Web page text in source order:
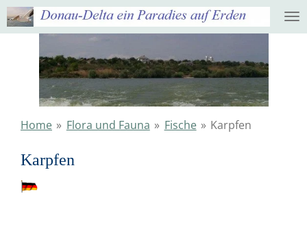
Ga
direct
hoofdinhoud
Home » Flora und Fauna » Fische » Karpfen
Karpfen